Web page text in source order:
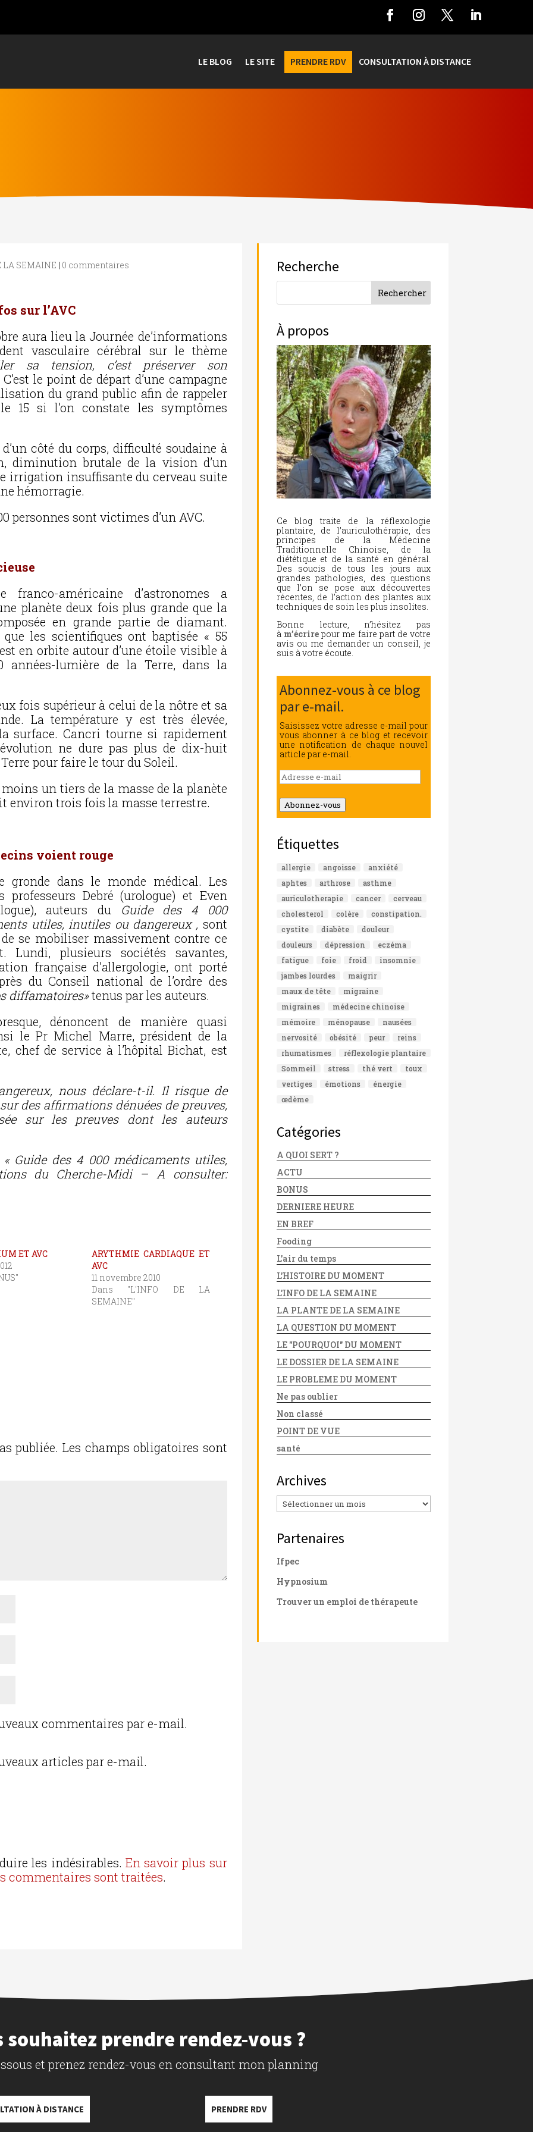
LE BLOG LE SITE PRENDRE RDV CONSULTATION À DISTANCE
LA SEMAINE | 0 commentaires
sur l’AVC
aura lieu la Journée de’informations
vasculaire cérébral sur le thème
sa tension, c’est préserver son
C’est le point de départ d’une campagne
du grand public afin de rappeler
le 15 si l’on constate les symptômes
côté du corps, difficulté soudaine à
diminution brutale de la vision d’un
irrigation insuffisante du cerveau suite
hémorragie.
personnes sont victimes d’un AVC.
franco-américaine d’astronomes a
planète deux fois plus grande que la
en grande partie de diamant.
que les scientifiques ont baptisée « 55
en orbite autour d’une étoile visible à
lumière de la Terre, dans la
fois supérieur à celui de la nôtre et sa
La température y est très élevée,
surface. Cancri tourne si rapidement
ne dure pas plus de dix-huit
pour faire le tour du Soleil.
un tiers de la masse de la planète
environ trois fois la masse terrestre.
voient rouge
gronde dans le monde médical. Les
professeurs Debré (urologue) et Even
auteurs du Guide des 4 000
utiles, inutiles ou dangereux , sont
se mobiliser massivement contre ce
Lundi, plusieurs sociétés savantes,
française d’allergologie, ont porté
du Conseil national de l’ordre des
diffamatoires»tenus par les auteurs.
dénoncent de manière quasi
le Pr Michel Marre, président de la
chef de service à l’hôpital Bichat, est
nous déclare-t-il. Il risque de
des affirmations dénuées de preuves,
sur les preuves dont les auteurs
« Guide des 4 000 médicaments utiles,
du Cherche-Midi – A consulter:
ET AVC
ARYTHMIE CARDIAQUE ET
AVC
11 novembre 2010
Dans "L'INFO DE LA
SEMAINE"
publiée. Les champs obligatoires sont
commentaires par e-mail.
articles par e-mail.
les indésirables. En savoir plus sur
commentaires sont traitées.
Recherche
À propos
Ce blog traite de la réflexologie
plantaire, de l’auriculothérapie, des
principes de la Médecine
Traditionnelle Chinoise, de la
diététique et de la santé en général.
Des soucis de tous les jours aux
grandes pathologies, des questions
que l’on se pose aux découvertes
récentes, de l’action des plantes aux
techniques de soin les plus insolites.
Bonne lecture, n’hésitez pas
à m’écrire pour me faire part de votre
avis ou me demander un conseil, je
suis à votre écoute.
Abonnez-vous à ce blog
par e-mail.
Saisissez votre adresse e-mail pour
vous abonner à ce blog et recevoir
une notification de chaque nouvel
article par e-mail.
Adresse
e-
mail
Abonnez-vous
Étiquettes
allergie angoisse
anxiété
aphtes
arthrose
asthme
auriculotherapie
cancer
cerveau
cholesterol
colère
constipation.
cystite
diabète
douleur
douleurs
dépression
eczéma
fatigue
foie froid
insomnie
jambes lourdes
maigrir
maux de tête
migraine
migraines
médecine chinoise
mémoire
ménopause
nausées
nervosité
obésité peur
reins
rhumatismes
réflexologie plantaire
Sommeil
stress thé vert
toux
vertiges
émotions
énergie
œdème
Catégories
A QUOI SERT ?
ACTU
BONUS
DERNIERE HEURE
EN BREF
Fooding
L'air du temps
L'HISTOIRE DU MOMENT
L'INFO DE LA SEMAINE
LA PLANTE DE LA SEMAINE
LA QUESTION DU MOMENT
LE "POURQUOI" DU MOMENT
LE DOSSIER DE LA SEMAINE
LE PROBLEME DU MOMENT
Ne pas oublier
Non classé
POINT DE VUE
santé
Archives
Archives
Partenaires
Ifpec
Hypnosium
Trouver un emploi de thérapeute
souhaitez prendre rendez-vous ?
et prenez rendez-vous en consultant mon planning
À DISTANCE PRENDRE RDV